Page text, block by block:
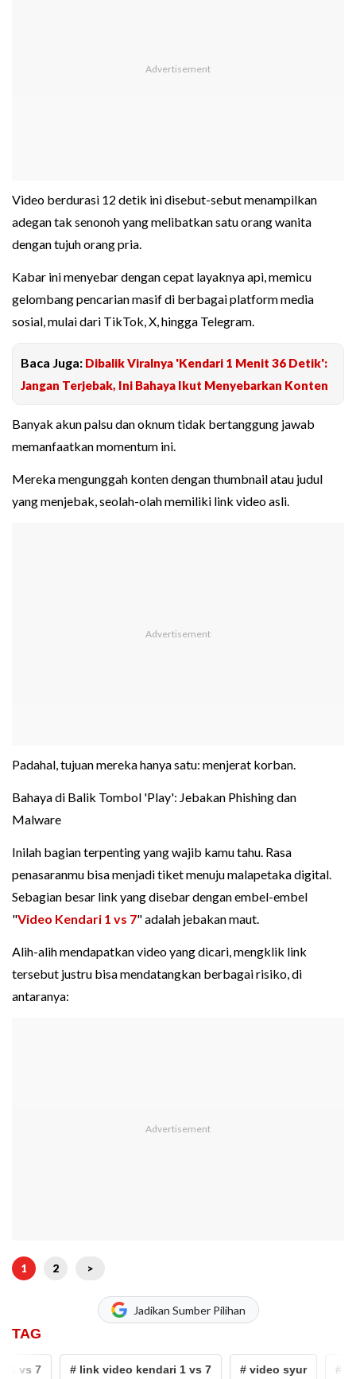
Video berdurasi 12 detik ini disebut-sebut menampilkan
adegan tak senonoh yang melibatkan satu orang wanita
dengan tujuh orang pria.
Kabar ini menyebar dengan cepat layaknya api, memicu
gelombang pencarian masif di berbagai platform media
sosial, mulai dari TikTok, X, hingga Telegram.
Baca Juga: Dibalik Viralnya 'Kendari 1 Menit 36 Detik':
Jangan Terjebak, Ini Bahaya Ikut Menyebarkan Konten
Banyak akun palsu dan oknum tidak bertanggung jawab
memanfaatkan momentum ini.
Mereka mengunggah konten dengan thumbnail atau judul
yang menjebak, seolah-olah memiliki link video asli.
Padahal, tujuan mereka hanya satu: menjerat korban.
Bahaya di Balik Tombol 'Play': Jebakan Phishing dan
Malware
Inilah bagian terpenting yang wajib kamu tahu. Rasa
penasaranmu bisa menjadi tiket menuju malapetaka digital.
Sebagian besar link yang disebar dengan embel-embel
"Video Kendari 1 vs 7" adalah jebakan maut.
Alih-alih mendapatkan video yang dicari, mengklik link
tersebut justru bisa mendatangkan berbagai risiko, di
antaranya:
1 2 >
Jadikan Sumber Pilihan
TAG
# link video kendari 1 vs 7 # video syur #